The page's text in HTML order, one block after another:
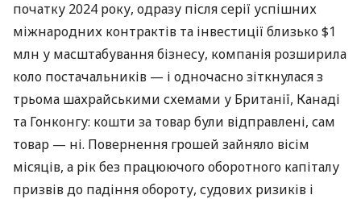
початку 2024 року, одразу після серії успішних
міжнародних контрактів та інвестиції близько $1
млн у масштабування бізнесу, компанія розширила
коло постачальників — і одночасно зіткнулася з
трьома шахрайськими схемами у Британії, Канаді
та Гонконгу: кошти за товар були відправлені, сам
товар — ні. Повернення грошей зайняло вісім
місяців, а рік без працюючого оборотного капіталу
призвів до падіння обороту, судових ризиків і